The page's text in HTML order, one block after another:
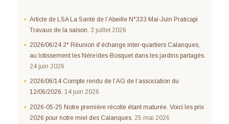
Article de LSA La Santé de l’Abeille N°333 Mai-Juin Praticapi
Travaux de la saison. 3 juillet 2026
2026/06/24 2° Réunion d’échange inter-quartiers Calanques,
au lotissement les Néreïdes-Bosquet dans les jardins partagés.
24 juin 2026
2026/06/14 Compte rendu de l’AG de l’association du
12/06/2026. 14 juin 2026
2026-05-25 Notre première récolte étant maturée. Voici les prix
2026 pour notre miel des Calanques. 25 mai 2026